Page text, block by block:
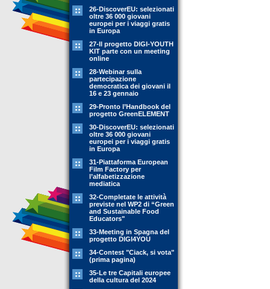
26-DiscoverEU: selezionati
oltre 36 000 giovani
europei per i viaggi gratis
in Europa
27-Il progetto DIGI-YOUTH
KIT parte con un meeting
online
28-Webinar sulla
partecipazione
democratica dei giovani il
16 e 23 gennaio
29-Pronto l’Handbook del
progetto GreenELEMENT
30-DiscoverEU: selezionati
oltre 36 000 giovani
europei per i viaggi gratis
in Europa
31-Piattaforma European
Film Factory per
l’alfabetizzazione
mediatica
32-Completate le attività
previste nel WP2 di “Green
and Sustainable Food
Educators"
33-Meeting in Spagna del
progetto DIGI4YOU
34-Contest "Ciack, si vota"
(prima pagina)
35-Le tre Capitali europee
della cultura del 2024